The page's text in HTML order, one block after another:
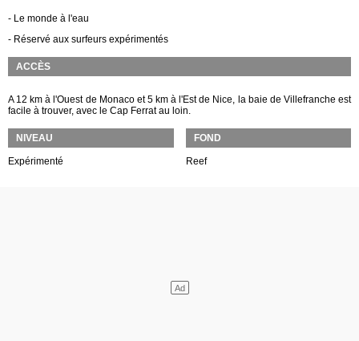
- Le monde à l'eau
- Réservé aux surfeurs expérimentés
ACCÈS
A 12 km à l'Ouest de Monaco et 5 km à l'Est de Nice, la baie de Villefranche est
facile à trouver, avec le Cap Ferrat au loin.
NIVEAU
Expérimenté
FOND
Reef